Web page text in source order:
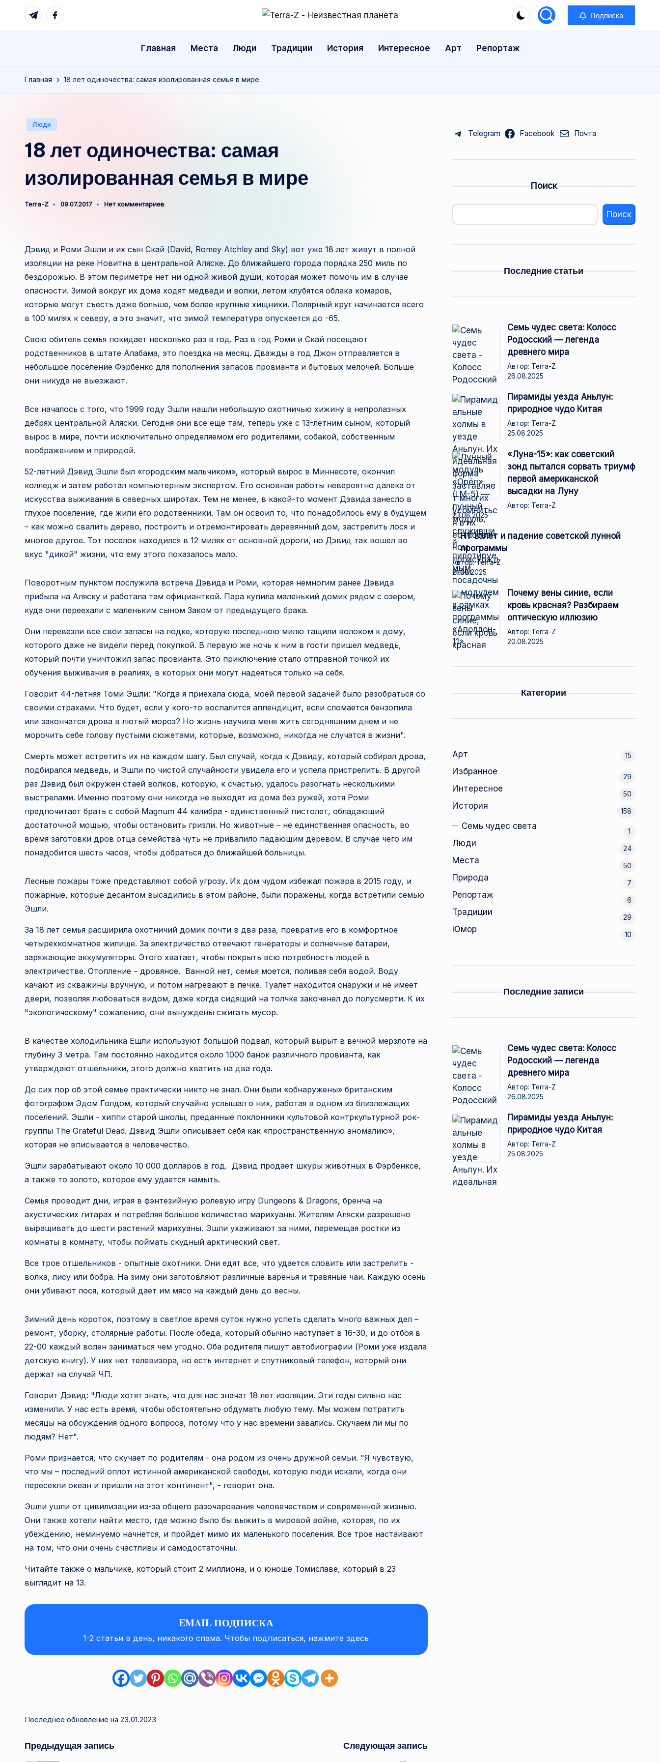
Перейти
TelegramFacebook
e
r
з
в
е
с
т
н
п
л
н
е
т
а
история,
события
Подписка
Главная Места Люди Традиции История Интересное Арт Репортаж
Главная 18 лет одиночества: самая изолированная семья в мире
Опубликовано
Люди
18 лет одиночества: самая
изолированная семья в мире
Запись
Terra-Z 09.07.2017 Нет комментариев
Дэвид и Роми Эшли и их сын Скай (David, Romey Atchley and Sky) вот уже 18 лет живут в полной
изоляции на реке Новитна в центральной Аляске. До ближайшего города порядка 250 миль по
бездорожью. В этом периметре нет ни одной живой души, которая может помочь им в случае
опасности. Зимой вокруг их дома ходят медведи и волки, летом клубятся облака комаров,
которые могут съесть даже больше, чем более крупные хищники. Полярный круг начинается всего
в 100 милях к северу, а это значит, что зимой температура опускается до -65.
Свою обитель семья покидает несколько раз в год. Раз в год Роми и Скай посещают
родственников в штате Алабама, это поездка на месяц. Дважды в год Джон отправляется в
небольшое поселение Фэрбенкс для пополнения запасов провианта и бытовых мелочей. Больше
они никуда не выезжают.
Все началось с того, что 1999 году Эшли нашли небольшую охотничью хижину в непролазных
дебрях центральной Аляски. Сегодня они все еще там, теперь уже с 13-летним сыном, который
вырос в мире, почти исключительно определяемом его родителями, собакой, собственным
воображением и природой.
52-летний Дэвид Эшли был «городским мальчиком», который вырос в Миннесоте, окончил
колледж и затем работал компьютерным экспертом. Его основная работы невероятно далека от
искусства выживания в северных широтах. Тем не менее, в какой-то момент Дэвида занесло в
глухое поселение, где жили его родственники. Там он освоил то, что понадобилось ему в будущем
– как можно свалить дерево, построить и отремонтировать деревянный дом, застрелить лося и
многое другое. Тот поселок находился в 12 милях от основной дороги, но Дэвид так вошел во
вкус "дикой" жизни, что ему этого показалось мало.
Поворотным пунктом послужила встреча Дэвида и Роми, которая немногим ранее Дэвида
прибыла на Аляску и работала там официанткой. Пара купила маленький домик рядом с озером,
куда они переехали с маленьким сыном Заком от предыдущего брака.
Они перевезли все свои запасы на лодке, которую последнюю милю тащили волоком к дому,
которого даже не видели перед покупкой. В первую же ночь к ним в гости пришел медведь,
который почти уничтожил запас провианта. Это приключение стало отправной точкой их
обучения выживания в реалиях, в которых они могут надеяться только на себя.
Говорит 44-летняя Томи Эшли: "Когда я приехала сюда, моей первой задачей было разобраться со
своими страхами. Что будет, если у кого-то воспалится аппендицит, если сломается бензопила
или закончатся дрова в лютый мороз? Но жизнь научила меня жить сегодняшним днем и не
морочить себе голову пустыми сюжетами, которые, возможно, никогда не случатся в жизни".
Смерть может встретить их на каждом шагу. Был случай, когда к Дэвиду, который собирал дрова,
подбирался медведь, и Эшли по чистой случайности увидела его и успела пристрелить. В другой
раз Дэвид был окружен стаей волков, которую, к счастью, удалось разогнать несколькими
выстрелами. Именно поэтому они никогда не выходят из дома без ружей, хотя Роми
предпочитает брать с собой Magnum 44 калибра - единственный пистолет, обладающий
достаточной мощью, чтобы остановить гризли. Но животные – не единственная опасность, во
время заготовки дров отца семейства чуть не привалило падающим деревом. В случае чего им
понадобится шесть часов, чтобы добраться до ближайшей больницы.
Лесные пожары тоже представляют собой угрозу. Их дом чудом избежал пожара в 2015 году, и
пожарные, которые десантом высадились в этом районе, были поражены, когда встретили семью
Эшли.
За 18 лет семья расширила охотничий домик почти в два раза, превратив его в комфортное
четырехкомнатное жилище. За электричество отвечают генераторы и солнечные батареи,
заряжающие аккумуляторы. Этого хватает, чтобы покрыть всю потребность людей в
электричестве. Отопление – дровяное. Ванной нет, семья моется, поливая себя водой. Воду
качают из скважины вручную, и потом нагревают в печке. Туалет находится снаружи и не имеет
двери, позволяя любоваться видом, даже когда сидящий на толчке закоченел до полусмерти. К их
"экологическому" сожалению, они вынуждены сжигать мусор.
В качестве холодильника Ешли используют большой подвал, который вырыт в вечной мерзлоте на
глубину 3 метра. Там постоянно находится около 1000 банок различного провианта, как
утверждают отшельники, этого должно хватить на два года.
До сих пор об этой семье практически никто не знал. Они были «обнаружены» британским
фотографом Эдом Голдом, который случайно услышал о них, работая в одном из близлежащих
поселений. Эшли - хиппи старой школы, преданные поклонники культовой контркультурной рок-
группы The Grateful Dead. Дэвид Эшли описывает себя как «пространственную аномалию»,
которая не вписывается в человечество.
Эшли зарабатывают около 10 000 долларов в год. Дэвид продает шкуры животных в Фэрбенксе,
а также то золото, которое ему удается намыть.
Семья проводит дни, играя в фэнтезийную ролевую игру Dungeons & Dragons, бренча на
акустических гитарах и потребляя большое количество марихуаны. Жителям Аляски разрешено
выращивать до шести растений марихуаны. Эшли ухаживают за ними, перемещая ростки из
комнаты в комнату, чтобы поймать скудный арктический свет.
Все трое отшельников - опытные охотники. Они едят все, что удается словить или застрелить -
волка, лису или бобра. На зиму они заготовляют различные варенья и травяные чаи. Каждую осень
они убивают лося, который дает им мясо на каждый день до весны.
Зимний день короток, поэтому в светлое время суток нужно успеть сделать много важных дел –
ремонт, уборку, столярные работы. После обеда, который обычно наступает в 16-30, и до отбоя в
22-00 каждый волен заниматься чем угодно. Оба родителя пишут автобиографии (Роми уже издала
детскую книгу). У них нет телевизора, но есть интернет и спутниковый телефон, который они
держат на случай ЧП.
Говорит Дэвид: "Люди хотят знать, что для нас значат 18 лет изоляции. Эти годы сильно нас
изменили. У нас есть время, чтобы обстоятельно обдумать любую тему. Мы можем потратить
месяцы на обсуждения одного вопроса, потому что у нас времени завались. Скучаем ли мы по
людям? Нет".
Роми признается, что скучает по родителям - она ​​родом из очень дружной семьи. "Я чувствую,
что мы – последний оплот истинной американской свободы, которую люди искали, когда они
пересекли океан и пришли на этот континент", - говорит она.
Эшли ушли от цивилизации из-за общего разочарования человечеством и современной жизнью.
Они также хотели найти место, где можно было бы выжить в мировой войне, которая, по их
убеждению, неминуемо начнется, и пройдет мимо их маленького поселения. Все трое настаивают
на том, что они очень счастливы и самодостаточны.
Читайте также о мальчике, который стоит 2 миллиона, и о юноше Томиславе, который в 23
выглядит на 13.
EMAIL ПОДПИСКА
1-2 статьи в день, никакого спама. Чтобы подписаться, нажмите здесь
Последнее обновление на 23.01.2023
Навигация
Предыдущая запись Следующая запись
Telegram Facebook Почта
Поиск
Поиск
Последние статьи
Семь чудес света: Колосс
Родосский — легенда
древнего мира
Автор: Terra-Z
26.08.2025
Пирамиды уезда Аньлун:
природное чудо Китая
Автор: Terra-Z
25.08.2025
«Луна-15»: как советский
зонд пытался сорвать триумф
первой американской
высадки на Луну
Автор: Terra-Z
23.08.2025
Н1: взлет и падение советской лунной
программы
Автор: Terra-Z
21.08.2025
Почему вены синие, если
кровь красная? Разбираем
оптическую иллюзию
Автор: Terra-Z
20.08.2025
Категории
Арт 15
Избранное
29
Интересное
50
История
158
Семь чудес света
1
Люди
24
Места
50
Природа
7
Репортаж
6
Традиции
29
Юмор
10
Последние записи
Семь чудес света: Колосс
Родосский — легенда
древнего мира
Автор: Terra-Z
26.08.2025
Пирамиды уезда Аньлун:
природное чудо Китая
Автор: Terra-Z
25.08.2025